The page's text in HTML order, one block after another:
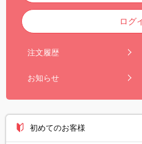
ログ
注文履歴
お知らせ
初めてのお客様